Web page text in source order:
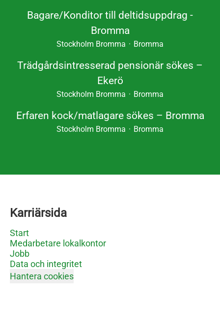
Bagare/Konditor till deltidsuppdrag -
Bromma
Stockholm Bromma · Bromma
Trädgårdsintresserad pensionär sökes –
Ekerö
Stockholm Bromma · Bromma
Erfaren kock/matlagare sökes – Bromma
Stockholm Bromma · Bromma
Karriärsida
Start
Medarbetare lokalkontor
Jobb
Data och integritet
Hantera cookies